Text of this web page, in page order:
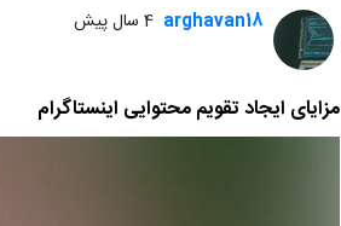
arghavan18 4 سال پیش
مزایای ایجاد تقویم محتوایی اینستاگرام